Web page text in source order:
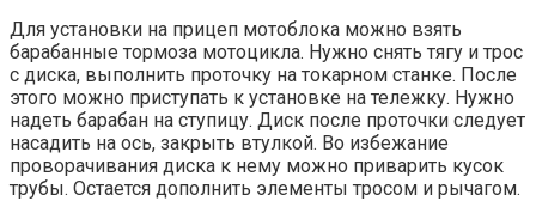
Для установки на прицеп мотоблока можно взять
барабанные тормоза мотоцикла. Нужно снять тягу и трос
с диска, выполнить проточку на токарном станке. После
этого можно приступать к установке на тележку. Нужно
надеть барабан на ступицу. Диск после проточки следует
насадить на ось, закрыть втулкой. Во избежание
проворачивания диска к нему можно приварить кусок
трубы. Остается дополнить элементы тросом и рычагом.